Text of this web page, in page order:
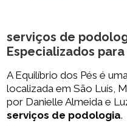
serviços de
Especializados para
A Equilíbrio dos Pés é
localizada em São Luís,
por Danielle Almeida e
serviços de podologia.